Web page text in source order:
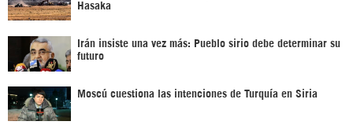
Hasaka
Irán insiste una vez más: Pueblo sirio debe determinar su
futuro
Moscú cuestiona las intenciones de Turquía en Siria